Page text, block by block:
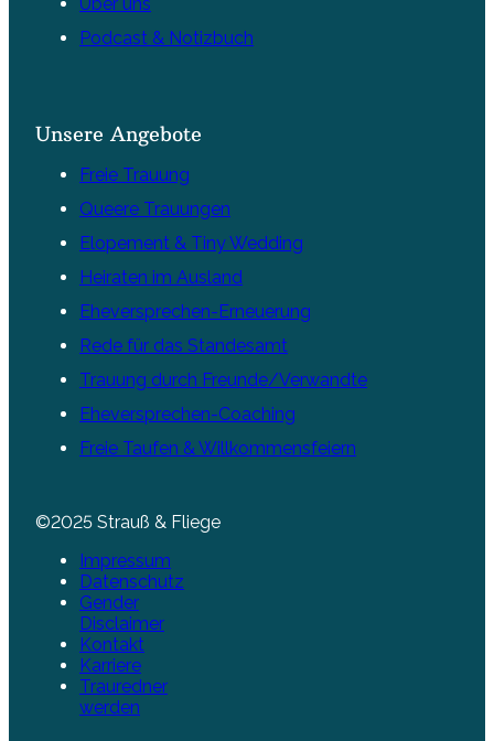
Über uns
Podcast & Notizbuch
Unsere Angebote
Freie Trauung
Queere Trauungen
Elopement & Tiny Wedding
Heiraten im Ausland
Eheversprechen-Erneuerung
Rede für das Standesamt
Trauung durch Freunde/Verwandte
Eheversprechen-Coaching
Freie Taufen & Willkommensfeiern
©2025 Strauß & Fliege
Impressum
Datenschutz
Gender
Disclaimer
Kontakt
Karriere
Trauredner
werden